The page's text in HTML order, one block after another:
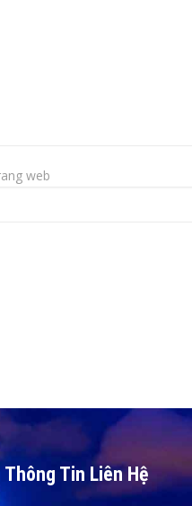
web
Thông Tin Liên Hệ